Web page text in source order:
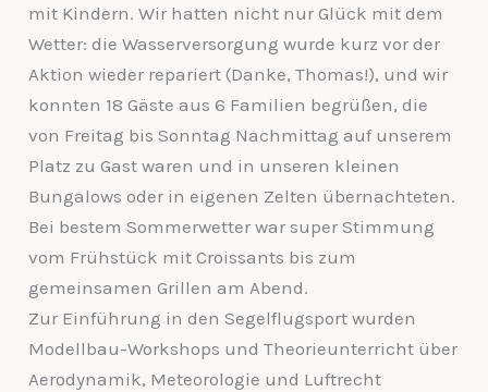
mit Kindern. Wir hatten nicht nur Glück mit dem
Wetter: die Wasserversorgung wurde kurz vor der
Aktion wieder repariert (Danke, Thomas!), und wir
konnten 18 Gäste aus 6 Familien begrüßen, die
von Freitag bis Sonntag Nachmittag auf unserem
Platz zu Gast waren und in unseren kleinen
Bungalows oder in eigenen Zelten übernachteten.
Bei bestem Sommerwetter war super Stimmung
vom Frühstück mit Croissants bis zum
gemeinsamen Grillen am Abend.
Zur Einführung in den Segelflugsport wurden
Modellbau-Workshops und Theorieunterricht über
Aerodynamik, Meteorologie und Luftrecht